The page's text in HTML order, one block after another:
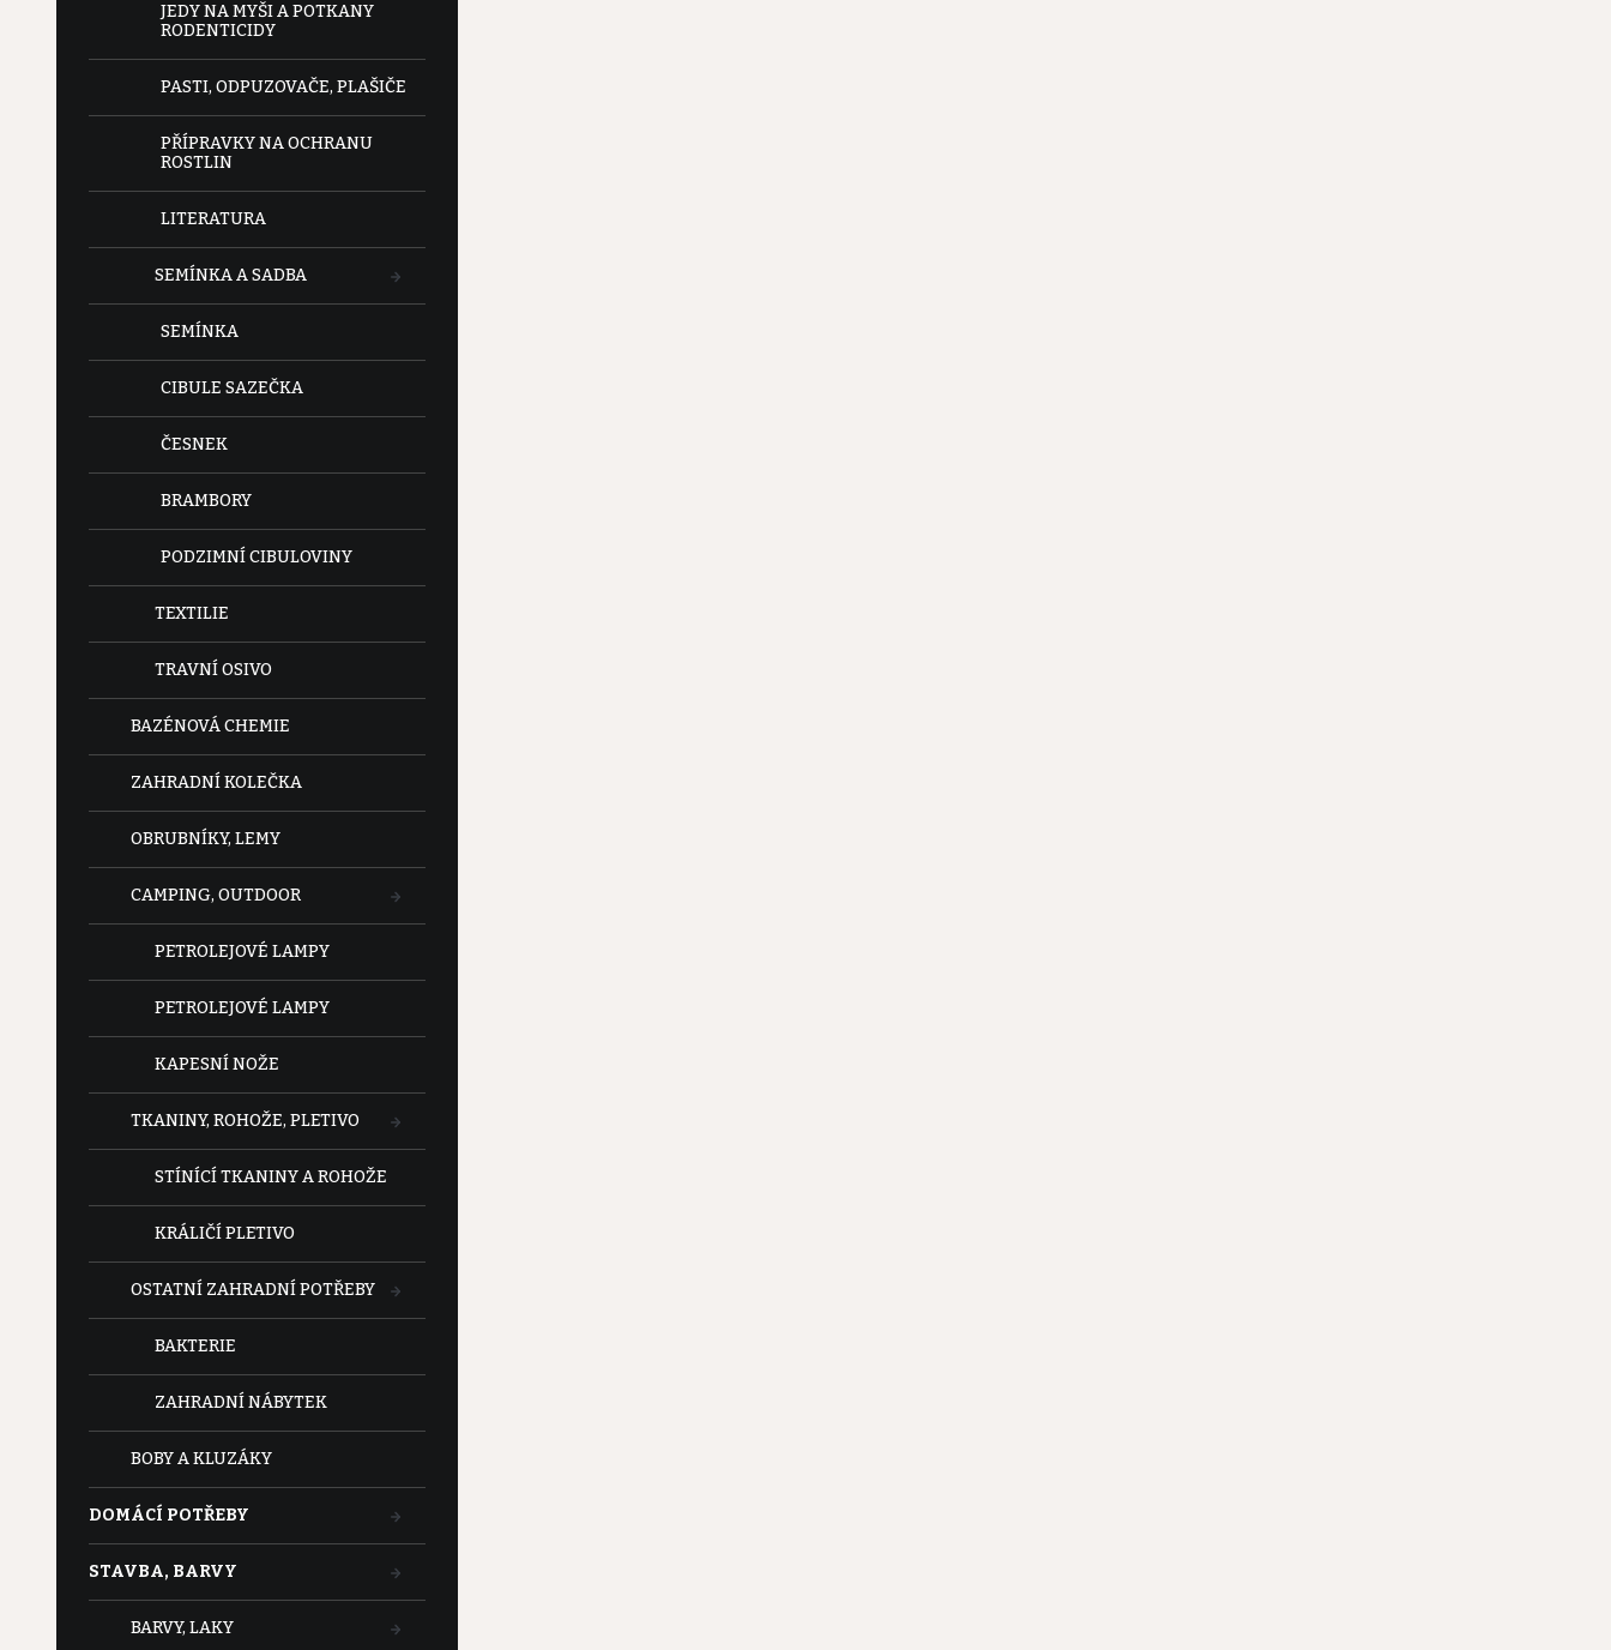
JEDY NA MYŠI A POTKANY
RODENTICIDY
PASTI, ODPUZOVAČE, PLAŠIČE
PŘÍPRAVKY NA OCHRANU
ROSTLIN
LITERATURA
SEMÍNKA A SADBA
SEMÍNKA
CIBULE SAZEČKA
ČESNEK
BRAMBORY
PODZIMNÍ CIBULOVINY
TEXTILIE
TRAVNÍ OSIVO
BAZÉNOVÁ CHEMIE
ZAHRADNÍ KOLEČKA
OBRUBNÍKY, LEMY
CAMPING, OUTDOOR
PETROLEJOVÉ LAMPY
PETROLEJOVÉ LAMPY
KAPESNÍ NOŽE
TKANINY, ROHOŽE, PLETIVO
STÍNÍCÍ TKANINY A ROHOŽE
KRÁLIČÍ PLETIVO
OSTATNÍ ZAHRADNÍ POTŘEBY
BAKTERIE
ZAHRADNÍ NÁBYTEK
BOBY A KLUZÁKY
DOMÁCÍ POTŘEBY
STAVBA, BARVY
BARVY, LAKY